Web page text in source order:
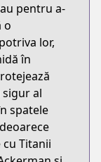
pentru a-
o
lor,
în
al
spatele
Titanii